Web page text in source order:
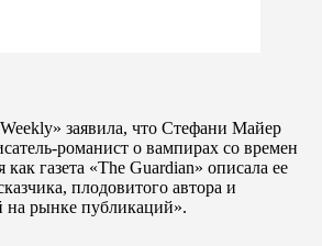
заявила, что Стефани Майер
романист о вампирах со времен
газета «The Guardian» описала ее
плодовитого автора и
на рынке публикаций».